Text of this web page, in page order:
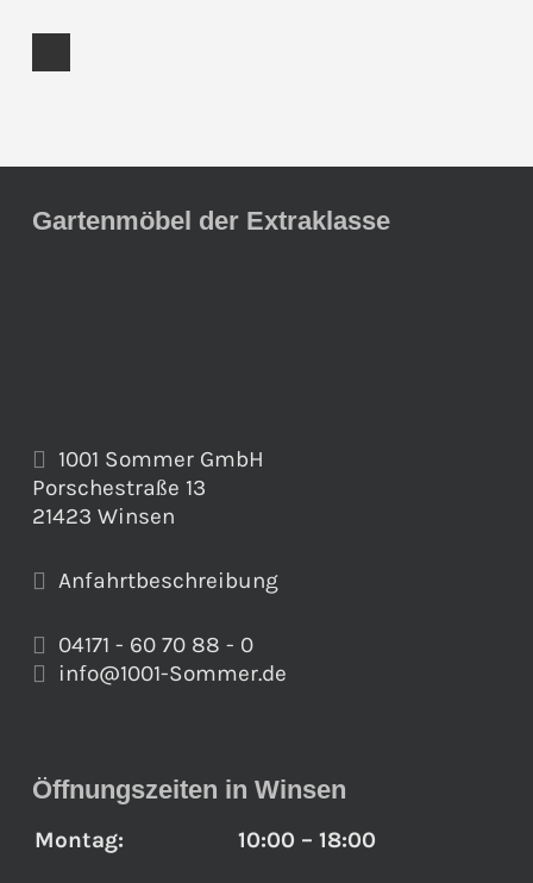
Gartenmöbel der Extraklasse
1001 Sommer GmbH
Porschestraße 13
21423 Winsen
Anfahrtbeschreibung
04171 - 60 70 88 - 0
info@1001-Sommer.de
Öffnungszeiten in Winsen
Montag: 10:00 – 18:00